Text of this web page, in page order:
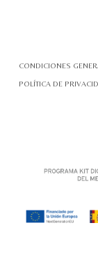
CONDICIONES
POLÍTICA DE